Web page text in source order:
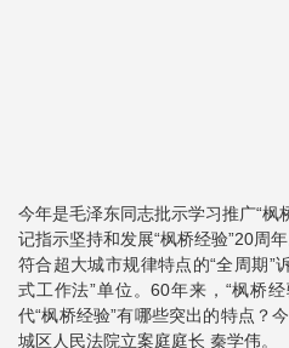
今年是毛泽东同志批示学习推广“枫
记指示坚持和发展“枫桥经验”20周
符合超大城市规律特点的“全周期”
式工作法”单位。60年来，“枫桥
代“枫桥经验”有哪些突出的特点？
城区人民法院立案庭庭长 秦学伟。